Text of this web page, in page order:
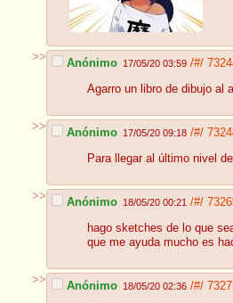
>> Anónimo 17/05/20 03:59 /#/
Agarro un libro de dibujo al
>> Anónimo 17/05/20 09:18 /#/
Para llegar al último nivel
>> Anónimo 18/05/20 00:21 /#/
hago sketches de lo que
que me ayuda mucho es
>> Anónimo 18/05/20 02:36 /#/